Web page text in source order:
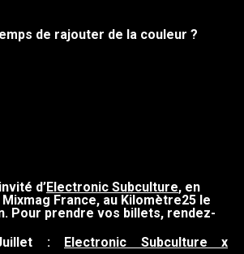
de rajouter de la couleur ?
d’Electronic Subculture, en
France, au Kilomètre25 le
Pour prendre vos billets, rendez-
:
Electronic Subculture x